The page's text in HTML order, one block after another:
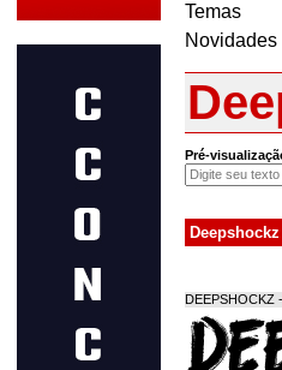
Temas
Novidades
Pré-
Deepshockz
DEEPSHOCKZ